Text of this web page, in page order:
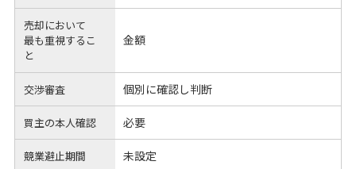
売却において
最も重視するこ
と
金額
交渉審査 個別に確認し判断
買主の本人確認 必要
競業避止期間 未設定